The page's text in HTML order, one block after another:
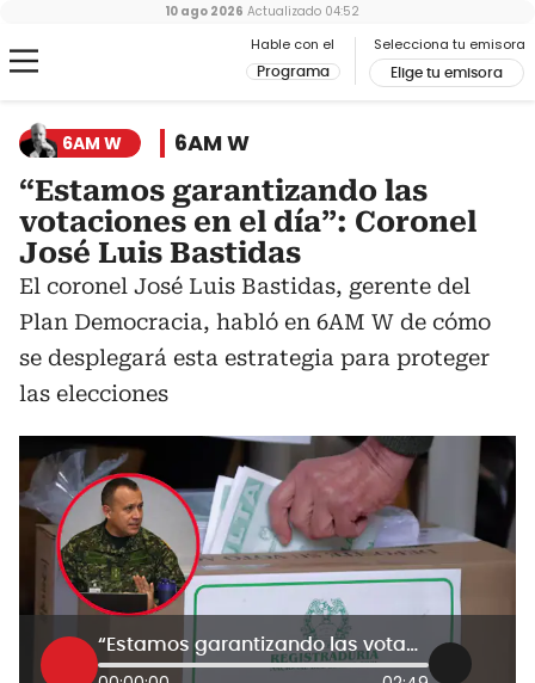
Hable con el
Programa
Selecciona tu emisora
Elige tu emisora
10 ago 2026 Actualizado 04:52
6AM W 6AM W
“Estamos garantizando las
votaciones en el día”: Coronel
José Luis Bastidas
El coronel José Luis Bastidas, gerente del
Plan Democracia, habló en 6AM W de cómo
se desplegará esta estrategia para proteger
las elecciones
“Estamos garantizando las votaciones en el día”: Coronel José Luis Bastidas